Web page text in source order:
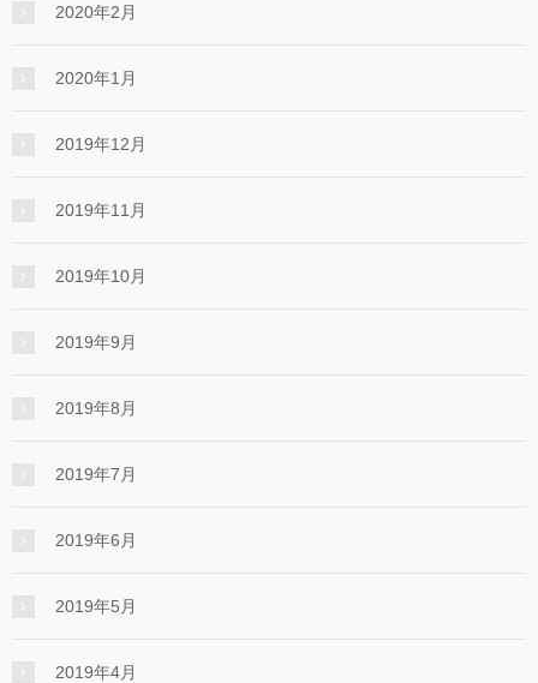
2020年2月
2020年1月
2019年12月
2019年11月
2019年10月
2019年9月
2019年8月
2019年7月
2019年6月
2019年5月
2019年4月